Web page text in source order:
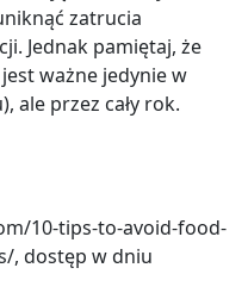
zatrucia
Jednak pamiętaj, że
ważne jedynie w
ale przez cały rok.
10-tips-to-avoid-food-
, dostęp w dniu